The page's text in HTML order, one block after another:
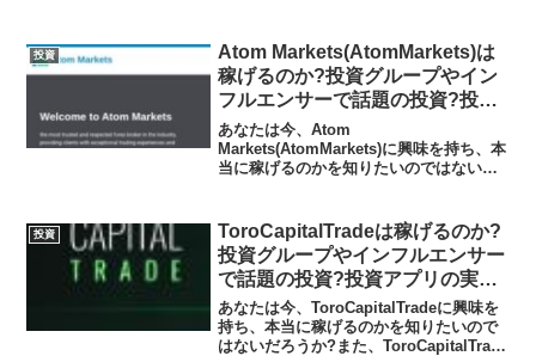
稼げる可能性はありませんし、この副業
の話をすすめると全...
投資
Atom Markets(AtomMarkets)は
稼げるのか?投資グループやイン
フルエンサーで話題の投資?投資
アプリの実態や実践者の声、口コ
ミや評判を調査しました
あなたは今、Atom
Markets(AtomMarkets)に興味を持ち、本
当に稼げるのかを知りたいのではないだ
かを調べようとしているのではないだろ
うか？答え...
投資
ToroCapitalTradeは稼げるのか?
投資グループやインフルエンサー
で話題の投資?投資アプリの実態
や実践者の声、口コミや評判を調
査しました
あなたは今、ToroCapitalTradeに興味を
持ち、本当に稼げるのかを知りたいので
はないだろうか?また、ToroCapitalTrade